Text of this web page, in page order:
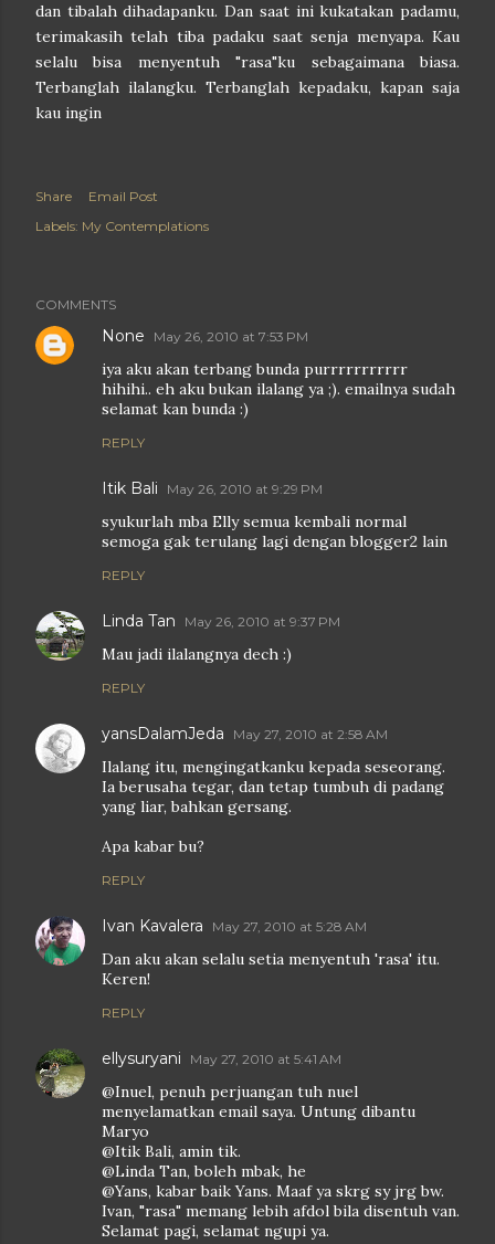
dan tibalah dihadapanku. Dan saat ini kukatakan padamu,
terimakasih telah tiba padaku saat senja menyapa. Kau
selalu bisa menyentuh "rasa"ku sebagaimana biasa.
Terbanglah ilalangku. Terbanglah kepadaku, kapan saja
kau ingin
Share
Email Post
Labels: My Contemplations
COMMENTS
None May 26, 2010 at 7:53 PM
iya aku akan terbang bunda purrrrrrrrrrr
hihihi.. eh aku bukan ilalang ya ;). emailnya sudah
selamat kan bunda :)
REPLY
Itik Bali May 26, 2010 at 9:29 PM
syukurlah mba Elly semua kembali normal
semoga gak terulang lagi dengan blogger2 lain
REPLY
Linda Tan May 26, 2010 at 9:37 PM
Mau jadi ilalangnya dech :)
REPLY
yansDalamJeda May 27, 2010 at 2:58 AM
Ilalang itu, mengingatkanku kepada seseorang.
Ia berusaha tegar, dan tetap tumbuh di padang
yang liar, bahkan gersang.
Apa kabar bu?
REPLY
Ivan Kavalera May 27, 2010 at 5:28 AM
Dan aku akan selalu setia menyentuh 'rasa' itu.
Keren!
REPLY
ellysuryani May 27, 2010 at 5:41 AM
@Inuel, penuh perjuangan tuh nuel
menyelamatkan email saya. Untung dibantu
Maryo
@Itik Bali, amin tik.
@Linda Tan, boleh mbak, he
@Yans, kabar baik Yans. Maaf ya skrg sy jrg bw.
Ivan, "rasa" memang lebih afdol bila disentuh van.
Selamat pagi, selamat ngupi ya.